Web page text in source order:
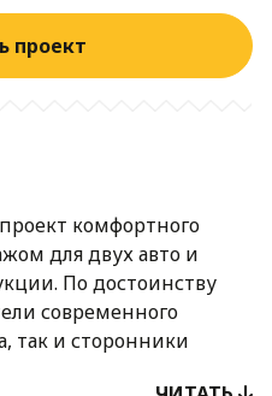
проект
комфортного
для двух авто и
По достоинству
современного
так и сторонники